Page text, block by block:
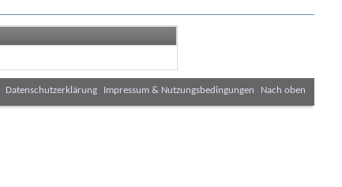
Datenschutzerklärung Impressum & Nutzungsbedingungen Nach oben